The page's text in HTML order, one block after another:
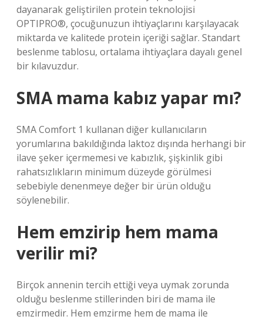
dayanarak geliştirilen protein teknolojisi
OPTIPRO®, çocuğunuzun ihtiyaçlarını karşılayacak
miktarda ve kalitede protein içeriği sağlar. Standart
beslenme tablosu, ortalama ihtiyaçlara dayalı genel
bir kılavuzdur.
SMA mama kabız yapar mı?
SMA Comfort 1 kullanan diğer kullanıcıların
yorumlarına bakıldığında laktoz dışında herhangi bir
ilave şeker içermemesi ve kabızlık, şişkinlik gibi
rahatsızlıkların minimum düzeyde görülmesi
sebebiyle denenmeye değer bir ürün olduğu
söylenebilir.
Hem emzirip hem mama
verilir mi?
Birçok annenin tercih ettiği veya uymak zorunda
olduğu beslenme stillerinden biri de mama ile
emzirmedir. Hem emzirme hem de mama ile